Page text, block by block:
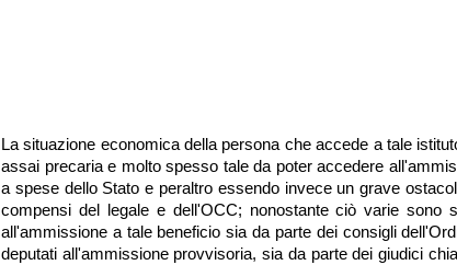
La situazione economica della persona che accede a tale
assai precaria e molto spesso tale da poter accedere
a spese dello Stato e peraltro essendo invece un grave
compensi del legale e dell'OCC; nonostante ciò varie sono
all'ammissione a tale beneficio sia da parte dei consigli
deputati all'ammissione provvisoria, sia da parte dei giudici